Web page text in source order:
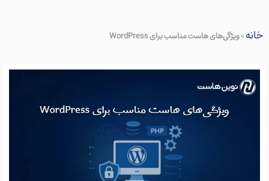
خانه»ویژگی‌های هاست مناسب برای WordPress